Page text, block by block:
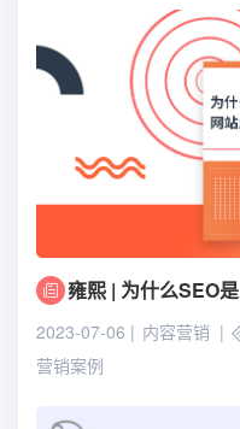
雍熙 | 为什么SEO
2023-07-06 内容营销
营销案例